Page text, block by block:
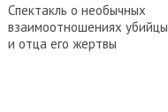
Спектакль о необычных
взаимоотношениях убийцы
и отца его жертвы